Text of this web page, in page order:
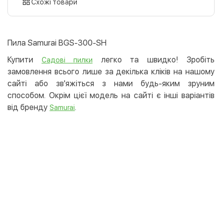
Apple Pay
Google Pay
Безготівковий розрахунок
Оплата на карту юр.особи
Безкоштовно
Схожі товари
Пила Samurai BGS-300-SH
Купити
Садові пилки
легко та швидко! Зробіть
замовлення всього лише за декілька кліків на нашому
сайті або зв'яжіться з нами будь-яким зруним
способом. Окрім цієї модель на сайті є інші варіантів
від бренду Samurai.